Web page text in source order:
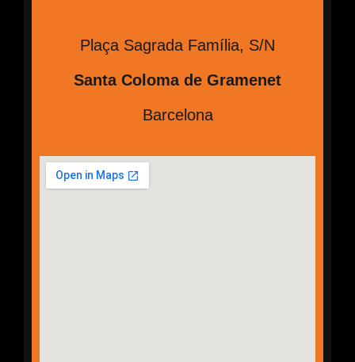
Plaça Sagrada Família, S/N
Santa Coloma de Gramenet
Barcelona